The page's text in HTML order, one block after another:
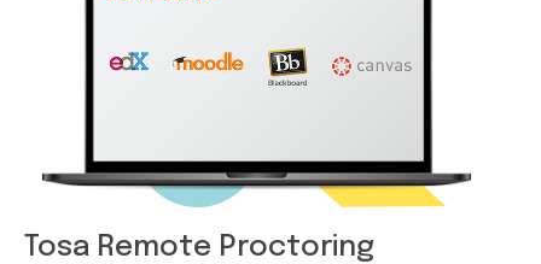
Tosa Remote Proctoring